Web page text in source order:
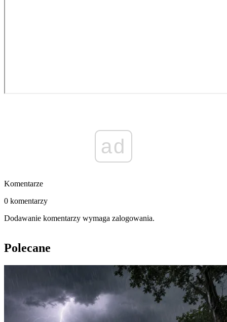
ad
Komentarze
0 komentarzy
Dodawanie komentarzy wymaga zalogowania.
Polecane